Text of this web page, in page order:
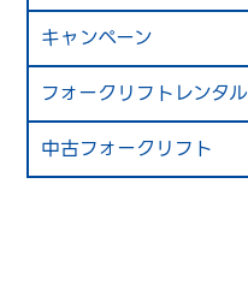
キャンペーン
フォークリフトレンタル
中古フォークリフト